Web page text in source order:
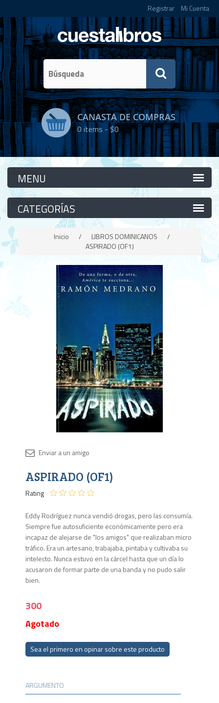
Registrar Mi Cuenta
CANASTA DE COMPRAS
0items -$0
Categorías
Categorías
Inicio / LIBROS DOMINICANOS
/
ASPIRADO (OF1)
ASPIRADO (OF1)
Rating
Eddy Rodríguez nunca vendió drogas, pero las consumía.
Siempre fue au­tosuficiente económicamente pero era
incapaz de alejarse de "los ami­gos" que realizaban micro
tráfico. Era un artesano, trabajaba, pintaba y cul­tivaba su
intelecto. Nunca estuvo en la cárcel hasta que un día lo
acusaron de formar parte de una banda y no pudo salir
bien.
300
Agotado
Sea el primero en opinar sobre este producto
ARGUMENTO